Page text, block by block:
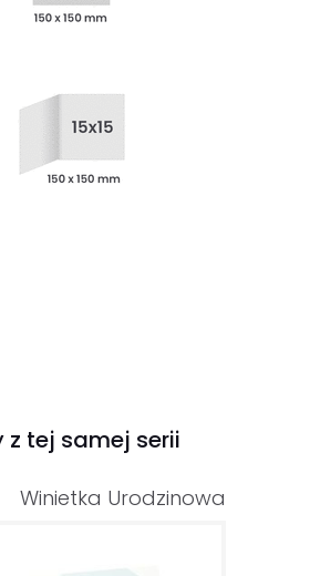
z tej samej serii
Winietka Urodzinowa